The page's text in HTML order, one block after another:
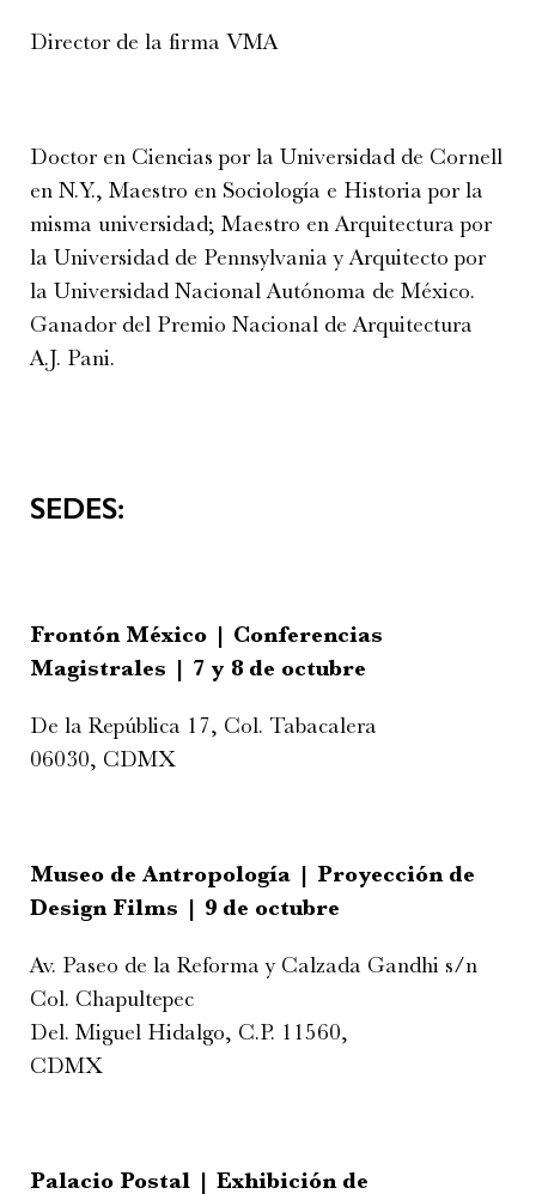
Director de la firma VMA
Doctor en Ciencias por la Universidad de Cornell
en N.Y., Maestro en Sociología e Historia por la
misma universidad; Maestro en Arquitectura por
la Universidad de Pennsylvania y Arquitecto por
la Universidad Nacional Autónoma de México.
Ganador del Premio Nacional de Arquitectura
A.J. Pani.
SEDES:
Frontón México | Conferencias
Magistrales | 7 y 8 de octubre
De la República 17, Col. Tabacalera
06030, CDMX
Museo de Antropología | Proyección de
Design Films | 9 de octubre
Av. Paseo de la Reforma y Calzada Gandhi s/n
Col. Chapultepec
Del. Miguel Hidalgo, C.P. 11560,
CDMX
Palacio Postal | Exhibición de